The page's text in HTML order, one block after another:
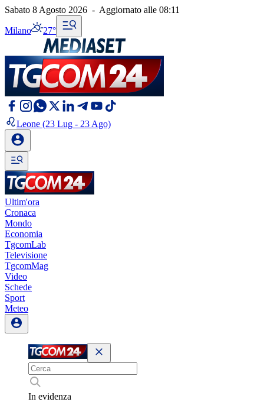
Sabato 8 Agosto 2026 - Aggiornato alle 08:11
Milano 27°
Leone (23 Lug - 23 Ago)
Ultim'ora
Cronaca
Mondo
Economia
TgcomLab
Televisione
TgcomMag
Video
Schede
Sport
Meteo
In evidenza